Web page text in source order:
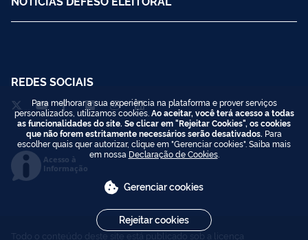
REDES SOCIAIS
Acesso à
Informação
Todo o conteúdo deste site está publicado sob a licença
Para melhorar a sua experiência na plataforma e prover serviços
personalizados, utilizamos cookies. Ao aceitar, você terá acesso a todas
as funcionalidades do site. Se clicar em "Rejeitar Cookies", os cookies
que não forem estritamente necessários serão desativados. Para
escolher quais quer autorizar, clique em "Gerenciar cookies". Saiba mais
em nossa Declaração de Cookies.
Gerenciar cookies
Rejeitar cookies